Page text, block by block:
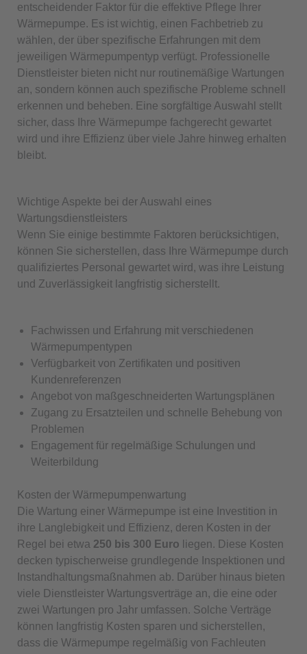
entscheidender Faktor für die effektive Pflege Ihrer
Wärmepumpe. Es ist wichtig, einen Fachbetrieb zu
wählen, der über spezifische Erfahrungen mit dem
jeweiligen Wärmepumpentyp verfügt. Professionelle
Dienstleister bieten nicht nur routinemäßige Wartungen
an, sondern können auch spezifische Probleme schnell
erkennen und beheben. Eine sorgfältige Auswahl stellt
sicher, dass Ihre Wärmepumpe fachgerecht gewartet
wird und ihre Effizienz über viele Jahre hinweg erhalten
bleibt.
Wichtige Aspekte bei der Auswahl eines
Wartungsdienstleisters
Wenn Sie einige bestimmte Faktoren berücksichtigen,
können Sie sicherstellen, dass Ihre Wärmepumpe durch
qualifiziertes Personal gewartet wird, was ihre Leistung
und Zuverlässigkeit langfristig sicherstellt.
Fachwissen und Erfahrung mit verschiedenen
Wärmepumpentypen
Verfügbarkeit von Zertifikaten und positiven
Kundenreferenzen
Angebot von maßgeschneiderten Wartungsplänen
Zugang zu Ersatzteilen und schnelle Behebung von
Problemen
Engagement für regelmäßige Schulungen und
Weiterbildung
Kosten der Wärmepumpenwartung
Die Wartung einer Wärmepumpe ist eine Investition in
ihre Langlebigkeit und Effizienz, deren Kosten in der
Regel bei etwa 250 bis 300 Euro liegen. Diese Kosten
decken typischerweise grundlegende Inspektionen und
Instandhaltungsmaßnahmen ab. Darüber hinaus bieten
viele Dienstleister Wartungsverträge an, die eine oder
zwei Wartungen pro Jahr umfassen. Solche Verträge
können langfristig Kosten sparen und sicherstellen,
dass die Wärmepumpe regelmäßig von Fachleuten